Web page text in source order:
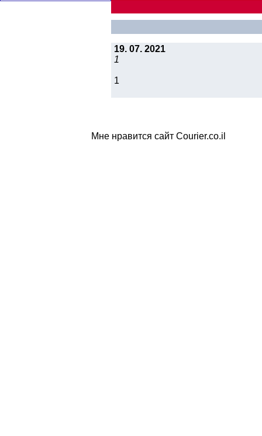
19. 07. 2021
1
1
Мне нравится сайт Courier.co.il